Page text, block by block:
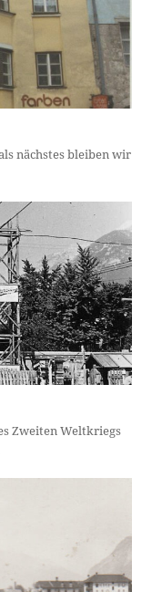
nächstes bleiben wir
Zweiten Weltkriegs